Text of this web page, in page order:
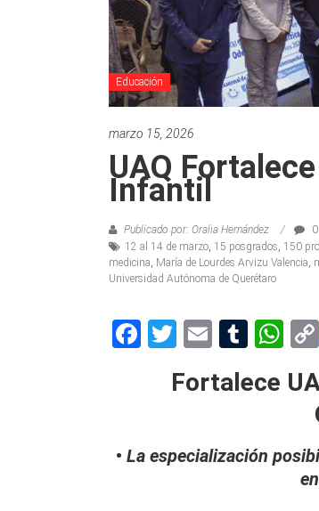
Educación
marzo 15, 2026
UAQ
Infantil
Publicado por: Oralia Hernández
12 al 14 de marzo, 15 posgrados, 150
medicina, María de Lourdes Arvizu Valencia,
Universidad Autónoma de Querétaro
Facebook
Twitter
Email
Fortalece
• La especialización